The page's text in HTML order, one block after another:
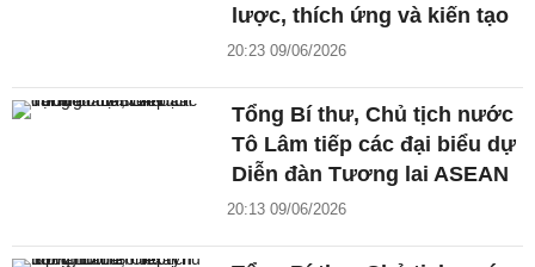
lược, thích ứng và kiến tạo
20:23 09/06/2026
Tổng Bí thư, Chủ tịch nước
Tô Lâm tiếp các đại biểu dự
Diễn đàn Tương lai ASEAN
20:13 09/06/2026